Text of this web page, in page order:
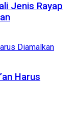
Jenis Rayap
Harus